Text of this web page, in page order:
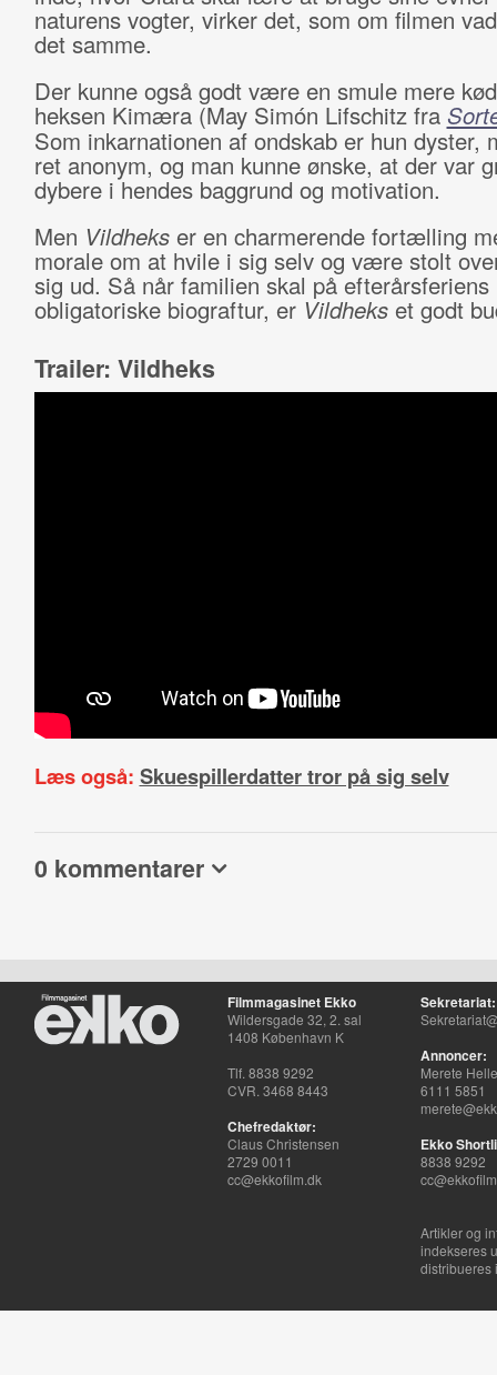
naturens vogter, virker det, som om filmen
det samme.
Der kunne også godt være en smule mere
heksen Kimæra (May Simón Lifschitz fra
Som inkarnationen af ondskab er hun dyster,
ret anonym, og man kunne ønske, at der var
dybere i hendes baggrund og motivation.
Men Vildheks er en charmerende fortælling
morale om at hvile i sig selv og være stolt
sig ud. Så når familien skal på efterårsferiens
obligatoriske biograftur, er Vildheks et godt
Trailer: Vildheks
Læs også: Skuespillerdatter tror på sig selv
0 kommentarer
Filmmagasinet Ekko
Wildersgade 32, 2. sal
1408 København K
Tlf. 8838 9292
CVR. 3468 8443
Chefredaktør:
Claus Christensen
2729 0011
cc@ekkofilm.dk
Sekretariat:
Annoncer:
Merete
6111 5851
Ekko
8838 9292
Artikler og
indekseres
distribueres